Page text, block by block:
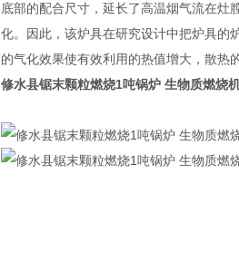
底部的配合尺寸，延长了高温烟气流在灶
化。因此，该炉具在研究设计中把炉具的
的气化效果使有效利用的热值增大，散热
修水县锯末颗粒燃烧1吨锅炉 生物质燃烧